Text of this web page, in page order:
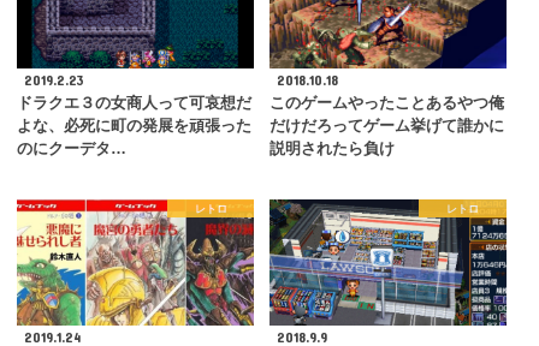
2019.2.23
ドラクエ３の女商人って可哀想だ
よな、必死に町の発展を頑張った
のにクーデタ…
2018.10.18
このゲームやったことあるやつ俺
だけだろってゲーム挙げて誰かに
説明されたら負け
レトロ
2019.1.24
レトロ
2018.9.9